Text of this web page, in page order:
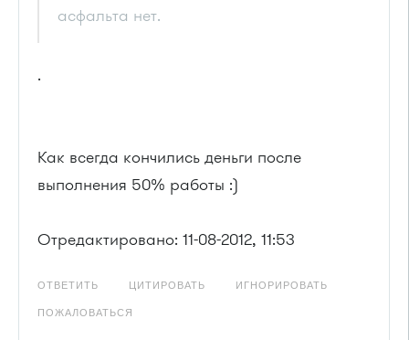
асфальта нет.
.
Как всегда кончились деньги после
выполнения 50% работы :)
Отредактировано: 11-08-2012, 11:53
ОТВЕТИТЬ ЦИТИРОВАТЬ ИГНОРИРОВАТЬ
ПОЖАЛОВАТЬСЯ